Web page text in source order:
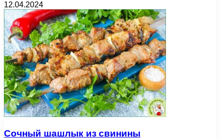
12.04.2024
Сочный шашлык из свинины